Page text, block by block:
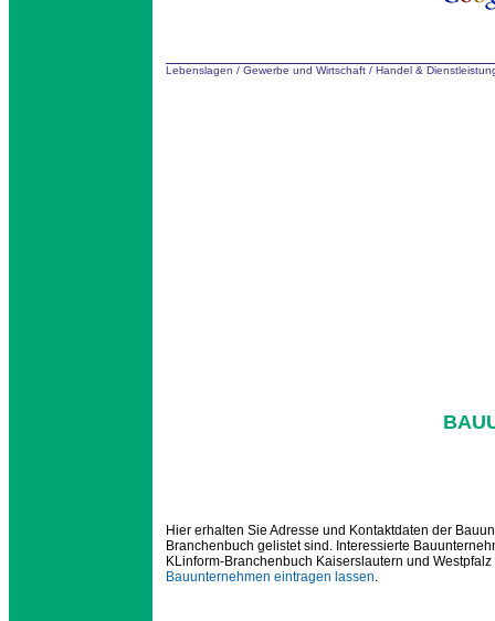
Lebenslagen / Gewerbe und Wirtschaft / Handel &
Hier erhalten Sie Adresse und Kontaktdaten der
Branchenbuch gelistet sind. Interessierte
KLinform-Branchenbuch Kaiserslautern und
Bauunternehmen eintragen lassen.